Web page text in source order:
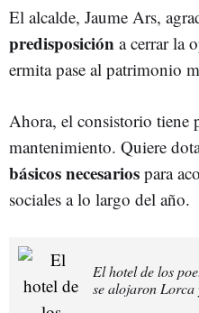
El alcalde, Jaume Ars,
predisposición a cerrar la
ermita pase al patrimonio
Ahora, el consistorio tiene
mantenimiento. Quiere
básicos necesarios para
sociales a lo largo del año.
El hotel de los
se alojaron Lorca